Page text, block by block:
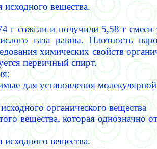
вещества.
г сожгли и получили 5,58 г смеси
газа равны. Плотность
химических свойств
первичный спирт.
для установления
органического вещества
вещества, которая однозначно
вещества.